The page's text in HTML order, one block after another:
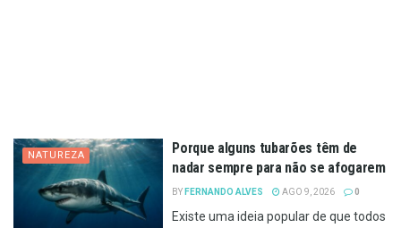
NATUREZA
Porque alguns tubarões têm de
nadar sempre para não se afogarem
BY FERNANDO ALVES AGO 9, 2026 0
Existe uma ideia popular de que todos